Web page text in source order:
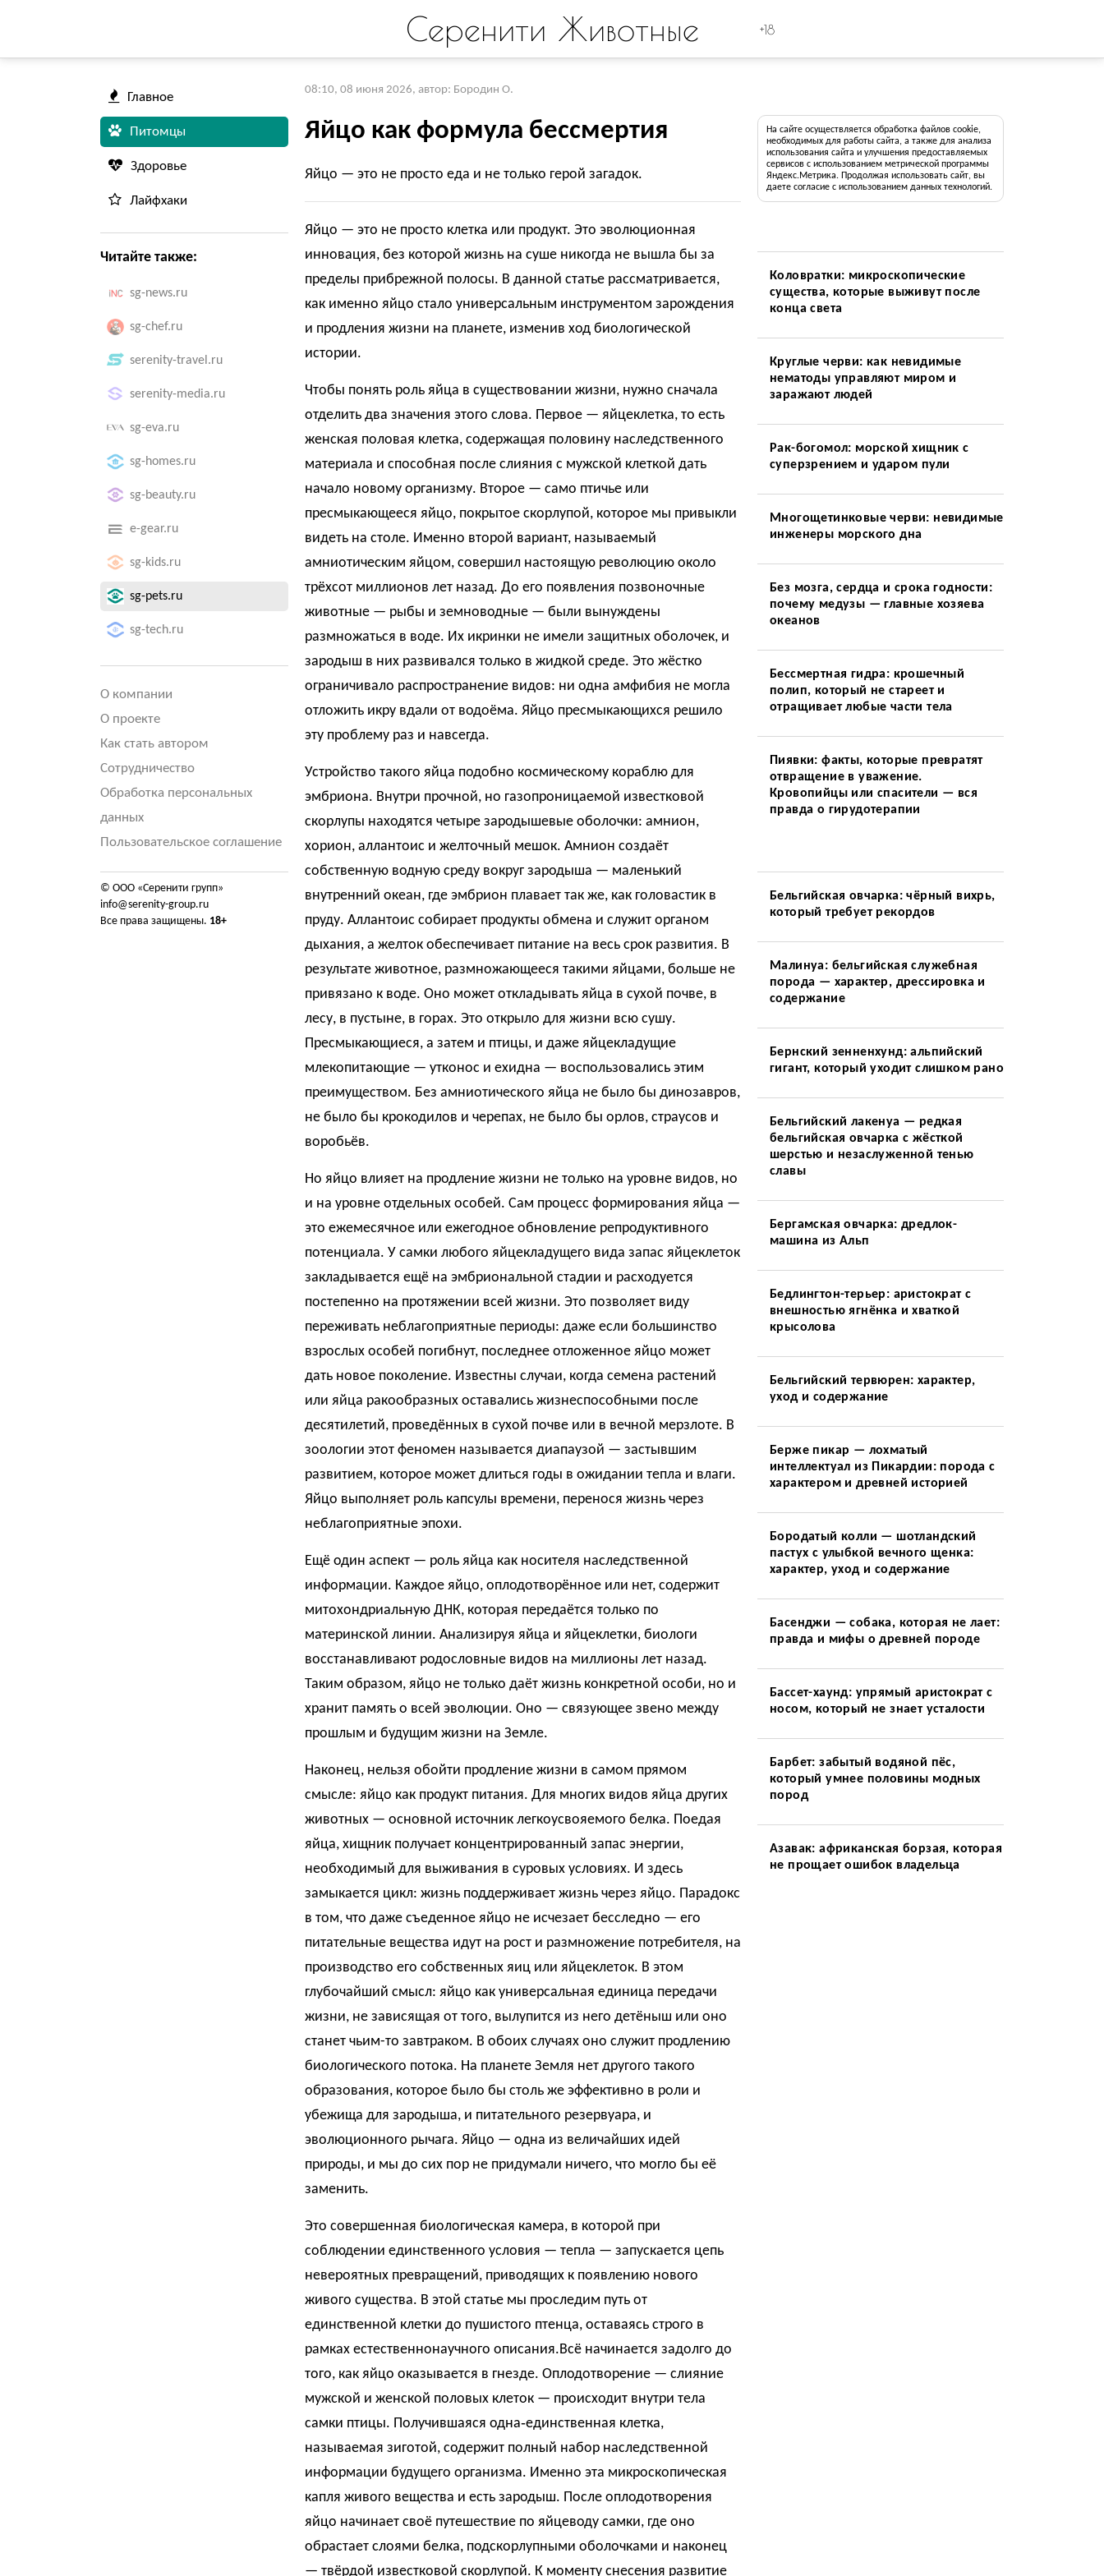
Серенити Животные +18
Главное
Питомцы
Здоровье
Лайфхаки
Читайте также:
sg-news.ru
sg-chef.ru
serenity-travel.ru
serenity-media.ru
sg-eva.ru
sg-homes.ru
sg-beauty.ru
e-gear.ru
sg-kids.ru
sg-pets.ru
sg-tech.ru
О компании
О проекте
Как стать автором
Сотрудничество
Обработка персональных
данных
Пользовательское соглашение
© ООО «Серенити групп»
info@serenity-group.ru
Все права защищены. 18+
08:10, 08 июня 2026, автор: Бородин О.
Яйцо как формула бессмертия
Яйцо — это не просто еда и не только герой загадок.
Яйцо — это не просто клетка или продукт. Это эволюционная
инновация, без которой жизнь на суше никогда не вышла бы за
пределы прибрежной полосы. В данной статье рассматривается,
как именно яйцо стало универсальным инструментом зарождения
и продления жизни на планете, изменив ход биологической
истории.
Чтобы понять роль яйца в существовании жизни, нужно сначала
отделить два значения этого слова. Первое — яйцеклетка, то есть
женская половая клетка, содержащая половину наследственного
материала и способная после слияния с мужской клеткой дать
начало новому организму. Второе — само птичье или
пресмыкающееся яйцо, покрытое скорлупой, которое мы привыкли
видеть на столе. Именно второй вариант, называемый
амниотическим яйцом, совершил настоящую революцию около
трёхсот миллионов лет назад. До его появления позвоночные
животные — рыбы и земноводные — были вынуждены
размножаться в воде. Их икринки не имели защитных оболочек, и
зародыш в них развивался только в жидкой среде. Это жёстко
ограничивало распространение видов: ни одна амфибия не могла
отложить икру вдали от водоёма. Яйцо пресмыкающихся решило
эту проблему раз и навсегда.
Устройство такого яйца подобно космическому кораблю для
эмбриона. Внутри прочной, но газопроницаемой известковой
скорлупы находятся четыре зародышевые оболочки: амнион,
хорион, аллантоис и желточный мешок. Амнион создаёт
собственную водную среду вокруг зародыша — маленький
внутренний океан, где эмбрион плавает так же, как головастик в
пруду. Аллантоис собирает продукты обмена и служит органом
дыхания, а желток обеспечивает питание на весь срок развития. В
результате животное, размножающееся такими яйцами, больше не
привязано к воде. Оно может откладывать яйца в сухой почве, в
лесу, в пустыне, в горах. Это открыло для жизни всю сушу.
Пресмыкающиеся, а затем и птицы, и даже яйцекладущие
млекопитающие — утконос и ехидна — воспользовались этим
преимуществом. Без амниотического яйца не было бы динозавров,
не было бы крокодилов и черепах, не было бы орлов, страусов и
воробьёв.
Но яйцо влияет на продление жизни не только на уровне видов, но
и на уровне отдельных особей. Сам процесс формирования яйца —
это ежемесячное или ежегодное обновление репродуктивного
потенциала. У самки любого яйцекладущего вида запас яйцеклеток
закладывается ещё на эмбриональной стадии и расходуется
постепенно на протяжении всей жизни. Это позволяет виду
переживать неблагоприятные периоды: даже если большинство
взрослых особей погибнут, последнее отложенное яйцо может
дать новое поколение. Известны случаи, когда семена растений
или яйца ракообразных оставались жизнеспособными после
десятилетий, проведённых в сухой почве или в вечной мерзлоте. В
зоологии этот феномен называется диапаузой — застывшим
развитием, которое может длиться годы в ожидании тепла и влаги.
Яйцо выполняет роль капсулы времени, перенося жизнь через
неблагоприятные эпохи.
Ещё один аспект — роль яйца как носителя наследственной
информации. Каждое яйцо, оплодотворённое или нет, содержит
митохондриальную ДНК, которая передаётся только по
материнской линии. Анализируя яйца и яйцеклетки, биологи
восстанавливают родословные видов на миллионы лет назад.
Таким образом, яйцо не только даёт жизнь конкретной особи, но и
хранит память о всей эволюции. Оно — связующее звено между
прошлым и будущим жизни на Земле.
Наконец, нельзя обойти продление жизни в самом прямом
смысле: яйцо как продукт питания. Для многих видов яйца других
животных — основной источник легкоусвояемого белка. Поедая
яйца, хищник получает концентрированный запас энергии,
необходимый для выживания в суровых условиях. И здесь
замыкается цикл: жизнь поддерживает жизнь через яйцо. Парадокс
в том, что даже съеденное яйцо не исчезает бесследно — его
питательные вещества идут на рост и размножение потребителя, на
производство его собственных яиц или яйцеклеток. В этом
глубочайший смысл: яйцо как универсальная единица передачи
жизни, не зависящая от того, вылупится из него детёныш или оно
станет чьим-то завтраком. В обоих случаях оно служит продлению
биологического потока. На планете Земля нет другого такого
образования, которое было бы столь же эффективно в роли и
убежища для зародыша, и питательного резервуара, и
эволюционного рычага. Яйцо — одна из величайших идей
природы, и мы до сих пор не придумали ничего, что могло бы её
заменить.
Это совершенная биологическая камера, в которой при
соблюдении единственного условия — тепла — запускается цепь
невероятных превращений, приводящих к появлению нового
живого существа. В этой статье мы проследим путь от
единственной клетки до пушистого птенца, оставаясь строго в
рамках естественнонаучного описания.Всё начинается задолго до
того, как яйцо оказывается в гнезде. Оплодотворение — слияние
мужской и женской половых клеток — происходит внутри тела
самки птицы. Получившаяся одна‑единственная клетка,
называемая зиготой, содержит полный набор наследственной
информации будущего организма. Именно эта микроскопическая
капля живого вещества и есть зародыш. После оплодотворения
яйцо начинает своё путешествие по яйцеводу самки, где оно
обрастает слоями белка, подскорлупными оболочками и наконец
— твёрдой известковой скорлупой. К моменту снесения развитие
На сайте осуществляется обработка файлов cookie,
необходимых для работы сайта, а также для анализа
использования сайта и улучшения предоставляемых
сервисов с использованием метрической программы
Яндекс.Метрика. Продолжая использовать сайт, вы
даете согласие с использованием данных технологий.
Коловратки: микроскопические
существа, которые выживут после
конца света
Круглые черви: как невидимые
нематоды управляют миром и
заражают людей
Рак-богомол: морской хищник с
суперзрением и ударом пули
Многощетинковые черви: невидимые
инженеры морского дна
Без мозга, сердца и срока годности:
почему медузы — главные хозяева
океанов
Бессмертная гидра: крошечный
полип, который не стареет и
отращивает любые части тела
Пиявки: факты, которые превратят
отвращение в уважение.
Кровопийцы или спасители — вся
правда о гирудотерапии
Бельгийская овчарка: чёрный вихрь,
который требует рекордов
Малинуа: бельгийская служебная
порода — характер, дрессировка и
содержание
Бернский зенненхунд: альпийский
гигант, который уходит слишком рано
Бельгийский лакенуа — редкая
бельгийская овчарка с жёсткой
шерстью и незаслуженной тенью
славы
Бергамская овчарка: дредлок-
машина из Альп
Бедлингтон-терьер: аристократ с
внешностью ягнёнка и хваткой
крысолова
Бельгийский тервюрен: характер,
уход и содержание
Берже пикар — лохматый
интеллектуал из Пикардии: порода с
характером и древней историей
Бородатый колли — шотландский
пастух с улыбкой вечного щенка:
характер, уход и содержание
Басенджи — собака, которая не лает:
правда и мифы о древней породе
Бассет-хаунд: упрямый аристократ с
носом, который не знает усталости
Барбет: забытый водяной пёс,
который умнее половины модных
пород
Азавак: африканская борзая, которая
не прощает ошибок владельца